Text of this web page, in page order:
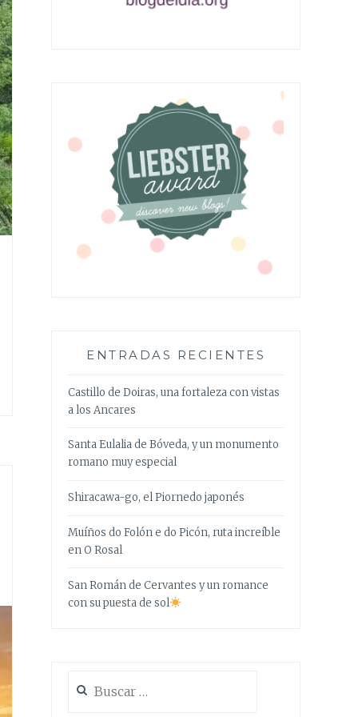
ENTRADAS RECIENTES
Castillo de Doiras, una fortaleza con vistas
a los Ancares
Santa Eulalia de Bóveda, y un monumento
romano muy especial
Shiracawa-go, el Piornedo japonés
Muíños do Folón e do Picón, ruta increíble
en O Rosal
San Román de Cervantes y un romance
con su puesta de sol